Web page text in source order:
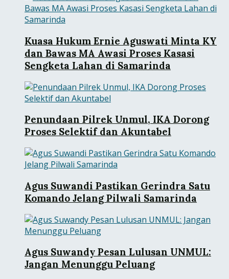
Kuasa Hukum Ernie Aguswati Minta KY
dan Bawas MA Awasi Proses Kasasi
Sengketa Lahan di Samarinda
Penundaan Pilrek Unmul, IKA Dorong
Proses Selektif dan Akuntabel
Agus Suwandi Pastikan Gerindra Satu
Komando Jelang Pilwali Samarinda
Agus Suwandy Pesan Lulusan UNMUL:
Jangan Menunggu Peluang